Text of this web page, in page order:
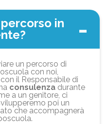
in
un percorso di
con noi,
il Responsabile di
consulenza durante
a un genitore, ci
poi un
che accompagnerà